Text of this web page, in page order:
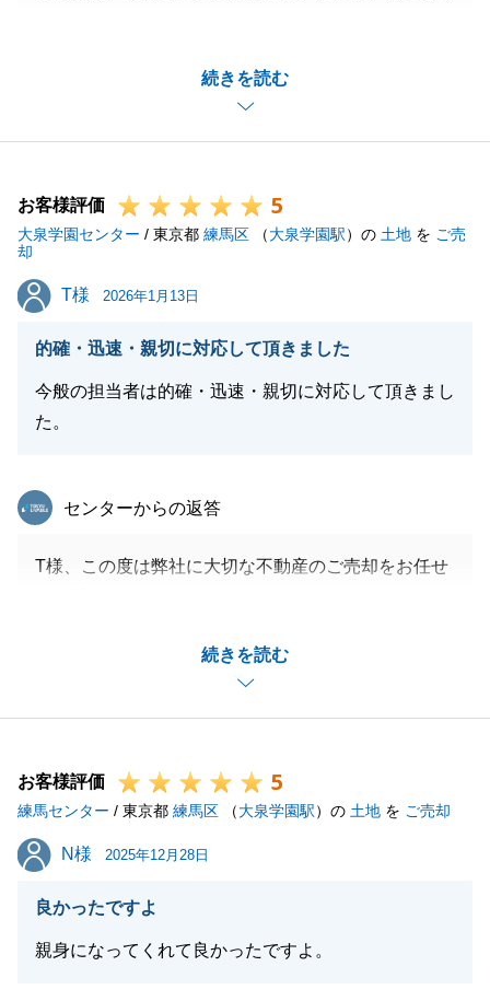
続きを読む
ムーズにご売却を進めさせて頂くことができました。
不動産について何かお困り事などございましたら、お
気軽にご連絡くださいませ。
お客様評価 5
大泉学園センター / 東京都 練馬区 （大泉学園駅）の 土地 を ご売
却
T様
T様 2026年1月13日
的確・迅速・親切に対応して頂きました
今般の担当者は的確・迅速・親切に対応して頂きまし
た。
続きを読む
東急リバブル
センターからの返答
T様、この度は弊社に大切な不動産のご売却をお任せ
且つ敏速にご対応下さったお陰と改めて感謝申し上げ
ます。本当にありがとうございました。
今後も不動産に関しご相談等ございました際は気軽に
引き続きよろしくお願い申し上げます。
お客様評価 5
練馬センター / 東京都 練馬区 （大泉学園駅）の 土地 を ご売却
N様
N様 2025年12月28日
良かったですよ
親身になってくれて良かったですよ。